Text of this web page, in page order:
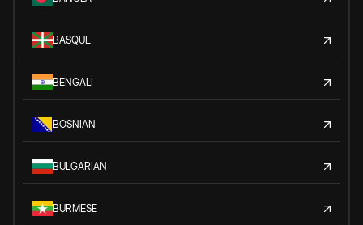
BASQUE
BENGALI
BOSNIAN
BULGARIAN
BURMESE